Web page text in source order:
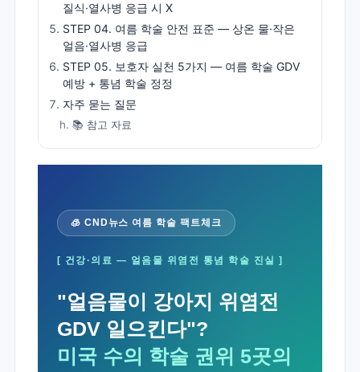
질식·열사병 응급 시 X
STEP 04. 여름 학술 안전 표준 — 상온 물·작은
얼음·열사병 응급
STEP 05. 보호자 실천 5가지 — 여름 학술 GDV
예방 + 통념 학술 정정
자주 묻는 질문
📚 참고 자료
🧊 CND뉴스 여름 학술 팩트체크
[ 건강·의료 — 얼음물 위염전 통념 학술 진실 ]
"얼음물이 강아지 위염전
GDV 일으킨다"?
미국 수의 학술 권위 5곳의